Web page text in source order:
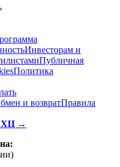
Инвесторам и
Публичная
Политика
и возвратПравила
ХЦ →